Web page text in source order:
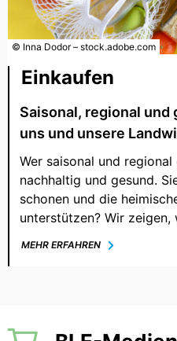
© Inna Dodor – stock.adobe.com
Einkaufen
Saisonal, regional und
uns und unsere
Wer saisonal und
nachhaltig und gesund.
schonen und die
unterstützen? Wir
MEHR ERFAHREN